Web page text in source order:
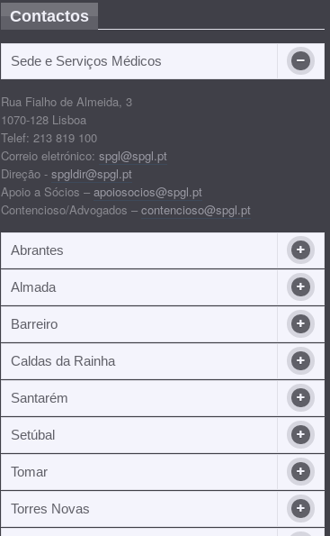
Contactos
Sede e Serviços Médicos
Rua Fialho de Almeida, 3
1070-128 Lisboa
Telef: 213 819 100
Correio eletrónico: spgl@spgl.pt
Direção - spgldir@spgl.pt
Apoio a Sócios – apoiosocios@spgl.pt
Contencioso/Advogados – contencioso@spgl.pt
Abrantes
Almada
Barreiro
Caldas da Rainha
Santarém
Setúbal
Tomar
Torres Novas